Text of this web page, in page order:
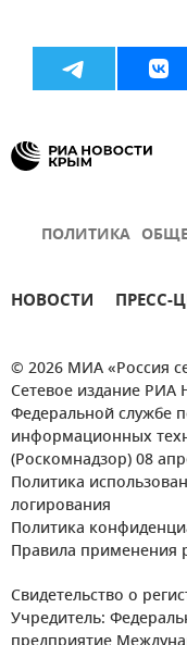
ПОЛИТИКА
НОВОСТИ ПРЕСС-
© 2026 МИА «Россия
Сетевое издание РИА
Федеральной службе
информационных
(Роскомнадзор) 08
Политика
логирования
Политика
Правила применения
Свидетельство о
Учредитель: